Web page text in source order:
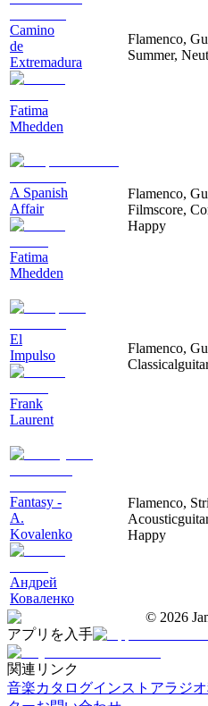
Camino
de
Extremadura
Fatima
Mhedden
Flamenco,
Summer,
A Spanish
Affair
Fatima
Mhedden
Flamenco,
Filmscore,
Happy
El
Impulso
Frank
Laurent
Flamenco,
Fantasy -
A.
Kovalenko
Андрей
Коваленко
Flamenco,
Happy
© 2026
アプリを入手
関連リンク
音楽カタログインストアラジオ